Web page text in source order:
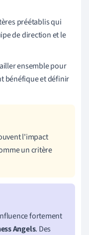
préétablis qui
de direction et le
ensemble pour
bénéfique et définir
l'impact
un critère
fortement
Angels. Des